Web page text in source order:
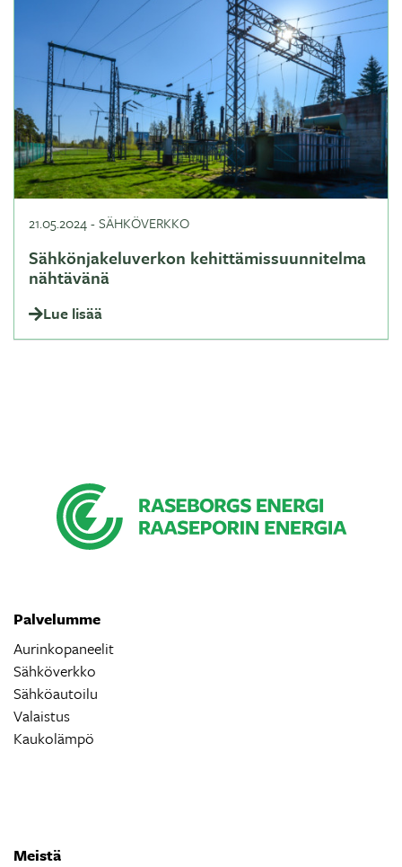
21.05.2024-SÄHKÖVERKKO
Sähkönjakeluverkon kehittämissuunnitelma
nähtävänä
Lue lisää
Palvelumme
Aurinkopaneelit
Sähköverkko
Sähköautoilu
Valaistus
Kaukolämpö
Meistä